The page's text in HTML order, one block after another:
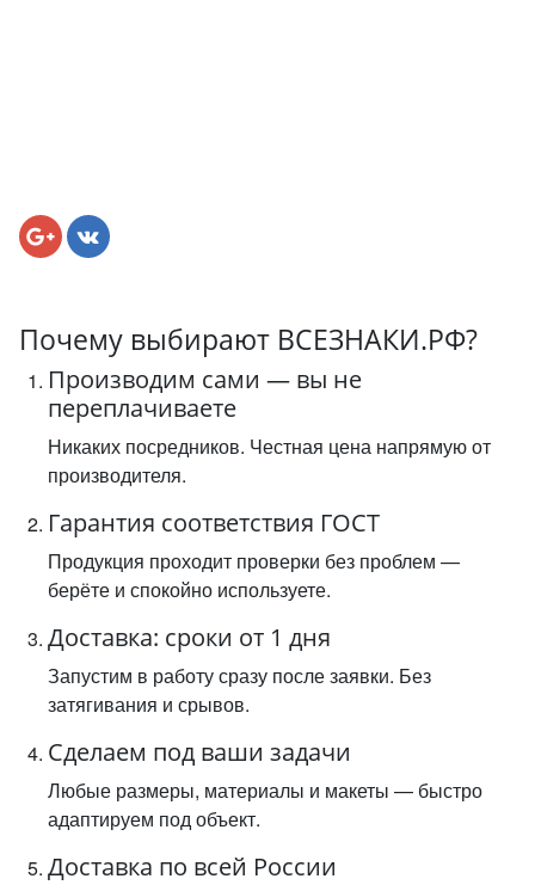
Почему выбирают ВСЕЗНАКИ.РФ?
Производим сами — вы не
переплачиваете
Никаких посредников. Честная цена напрямую от
производителя.
Гарантия соответствия ГОСТ
Продукция проходит проверки без проблем —
берёте и спокойно используете.
Доставка: сроки от 1 дня
Запустим в работу сразу после заявки. Без
затягивания и срывов.
Сделаем под ваши задачи
Любые размеры, материалы и макеты — быстро
адаптируем под объект.
Доставка по всей России